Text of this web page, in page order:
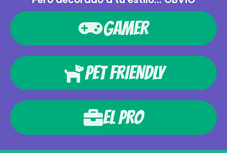
GAMER
PET FRIENDLY
EL PRO